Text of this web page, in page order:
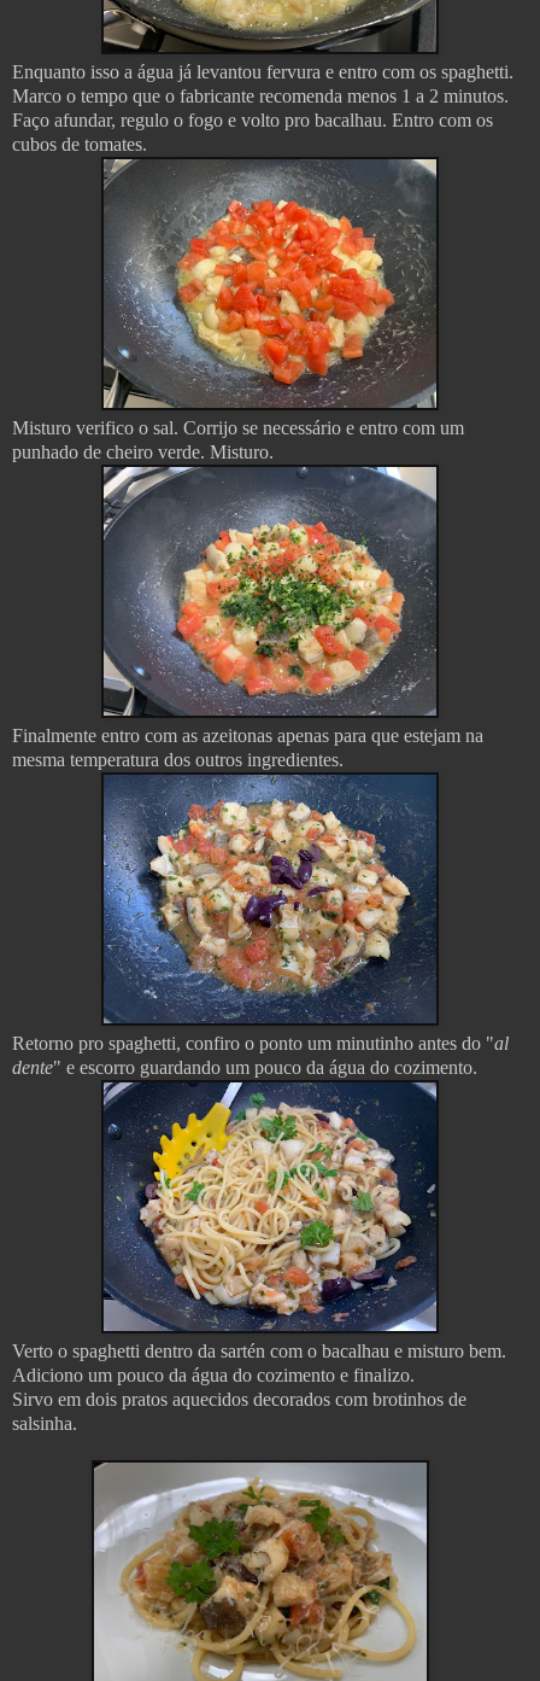
Enquanto isso a água já levantou fervura e entro com os spaghetti.
Marco o tempo que o fabricante recomenda menos 1 a 2 minutos.
Faço afundar, regulo o fogo e volto pro bacalhau. Entro com os
cubos de tomates.
Misturo verifico o sal. Corrijo se necessário e entro com um
punhado de cheiro verde. Misturo.
Finalmente entro com as azeitonas apenas para que estejam na
mesma temperatura dos outros ingredientes.
Retorno pro spaghetti, confiro o ponto um minutinho antes do "al
dente" e escorro guardando um pouco da água do cozimento.
Verto o spaghetti dentro da sartén com o bacalhau e misturo bem.
Adiciono um pouco da água do cozimento e finalizo.
Sirvo em dois pratos aquecidos decorados com brotinhos de
salsinha.